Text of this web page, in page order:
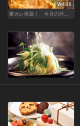
Vol.35
東カレ推薦！ 今月の行くべき店